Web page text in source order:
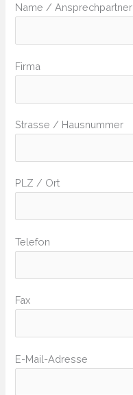
Name / Ansprechpartner
Firma
Strasse / Hausnummer
PLZ / Ort
Telefon
Fax
E-Mail-Adresse